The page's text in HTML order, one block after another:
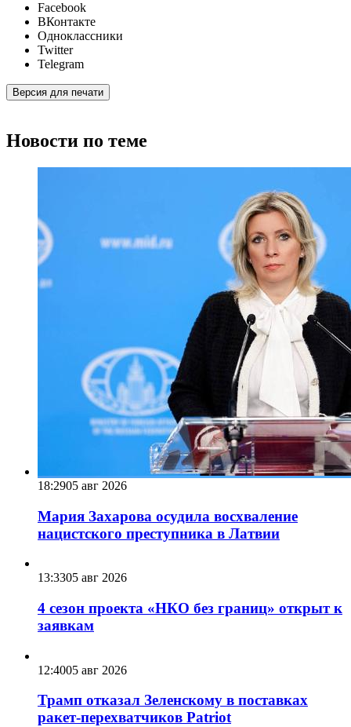
Facebook
ВКонтакте
Одноклассники
Twitter
Telegram
Версия для печати
Новости по теме
18:2905 авг 2026
Мария Захарова осудила восхваление
нацистского преступника в Латвии
13:3305 авг 2026
4 сезон проекта «НКО без границ» открыт к
заявкам
12:4005 авг 2026
Трамп отказал Зеленскому в поставках
ракет-перехватчиков Patriot